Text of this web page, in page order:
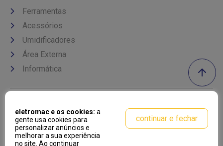
Ferramentas
Acessórios
Umidificadores
Área Externa
Informática
eletromac e os cookies: a
gente usa cookies para
personalizar anúncios e
melhorar a sua experiência
no site. Ao continuar
continuar e fechar